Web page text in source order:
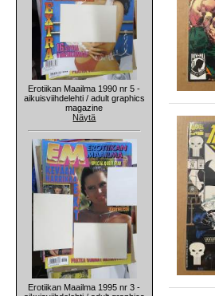
Erotiikan Maailma 1990 nr 5 -
aikuisviihdelehti / adult graphics
magazine
Näytä
Erotiikan Maailma 1995 nr 3 -